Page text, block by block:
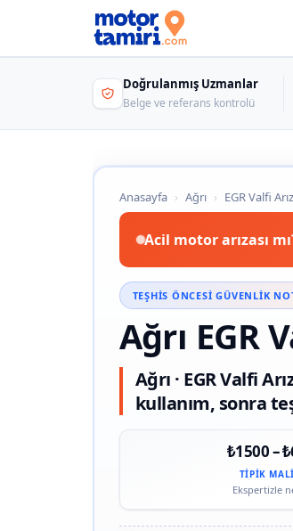
Doğrulanmış Uzmanlar
Belge ve referans kontrolü
Anasayfa › Ağrı › EGR Valfi
Acil motor arızası
TEŞHIS ÖNCESI GÜVENLIK
Ağrı EGR
Ağrı · EGR Valfi
kullanım, sonra
₺1500 –
TIPIK
Ekspertizle